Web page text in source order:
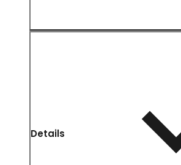
Details